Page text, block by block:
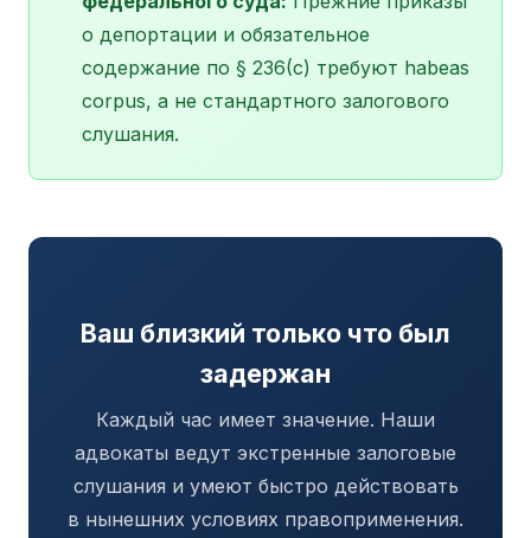
о депортации и обязательное
содержание по § 236(c) требуют habeas
corpus, а не стандартного залогового
слушания.
Ваш близкий только что был
задержан
Каждый час имеет значение. Наши
адвокаты ведут экстренные залоговые
слушания и умеют быстро действовать
в нынешних условиях правоприменения.